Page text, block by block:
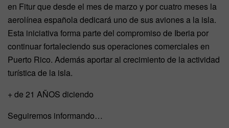
en Fitur que desde el mes de marzo y por cuatro meses la
aerolínea española dedicará uno de sus aviones a la isla.
Esta iniciativa forma parte del compromiso de Iberia por
continuar fortaleciendo sus operaciones comerciales en
Puerto Rico. Además aportar al crecimiento de la actividad
turística de la isla.
+ de 21 AÑOS diciendo
Seguiremos informando…